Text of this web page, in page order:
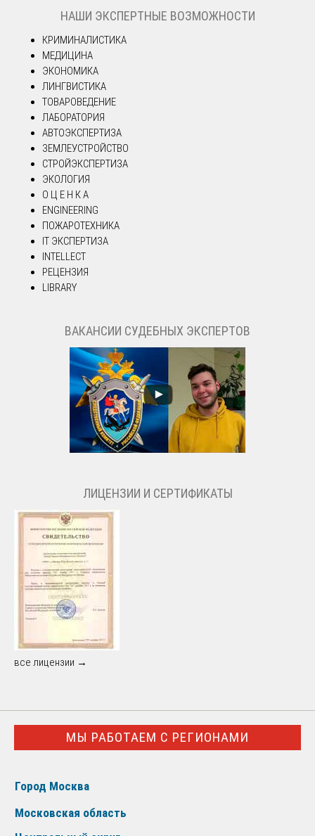
НАШИ ЭКСПЕРТНЫЕ ВОЗМОЖНОСТИ
КРИМИНАЛИСТИКА
МЕДИЦИНА
ЭКОНОМИКА
ЛИНГВИСТИКА
ТОВАРОВЕДЕНИЕ
ЛАБОРАТОРИЯ
АВТОЭКСПЕРТИЗА
ЗЕМЛЕУСТРОЙСТВО
СТРОЙЭКСПЕРТИЗА
ЭКОЛОГИЯ
О Ц Е Н К А
ENGINEERING
ПОЖАРОТЕХНИКА
IT ЭКСПЕРТИЗА
INTELLECT
РЕЦЕНЗИЯ
LIBRARY
ВАКАНСИИ СУДЕБНЫХ ЭКСПЕРТОВ
ЛИЦЕНЗИИ И СЕРТИФИКАТЫ
все лицензии →
МЫ РАБОТАЕМ С РЕГИОНАМИ
Город Москва
Московская область